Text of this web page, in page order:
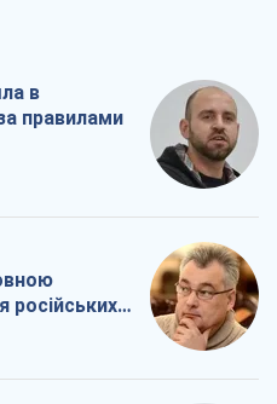
в
правилами
російських